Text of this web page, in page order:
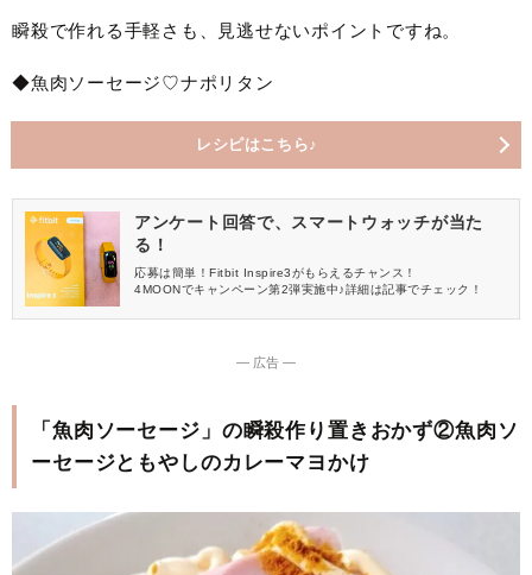
瞬殺で作れる手軽さも、見逃せないポイントですね。
◆魚肉ソーセージ♡ナポリタン
レシピはこちら♪
アンケート回答で、スマートウォッチが当た
る！
応募は簡単！Fitbit Inspire3がもらえるチャンス！
4MOONでキャンペーン第2弾実施中♪詳細は記事でチェック！
― 広告 ―
「魚肉ソーセージ」の瞬殺作り置きおかず②魚肉ソ
ーセージともやしのカレーマヨかけ